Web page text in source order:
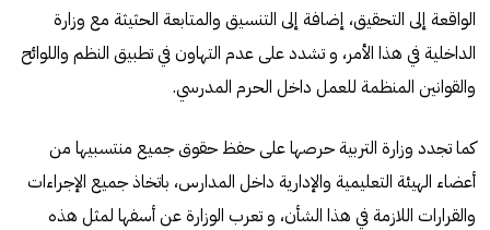
الواقعة إلى التحقيق، إضافة إلى التنسيق والمتابعة الحثيثة مع وزارة
الداخلية في هذا الأمر، و تشدد على عدم التهاون في تطبيق النظم واللوائح
والقوانين المنظمة للعمل داخل الحرم المدرسي.
كما تجدد وزارة التربية حرصها على حفظ حقوق جميع منتسبيها من
أعضاء الهيئة التعليمية والإدارية داخل المدارس، باتخاذ جميع الإجراءات
والقرارات اللازمة في هذا الشأن، و تعرب الوزارة عن أسفها لمثل هذه